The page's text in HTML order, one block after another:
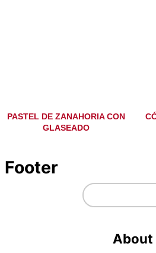
PASTEL DE ZANAHORIA CON
GLASEADO
Footer
About